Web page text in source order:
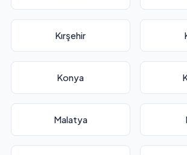
Kırşehir
Konya
Malatya